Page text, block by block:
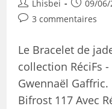
Lhisbei 09/06/
3 commentaires
Le Bracelet de
collection RéciFs
Gwennaël
Bifrost 117 Avec